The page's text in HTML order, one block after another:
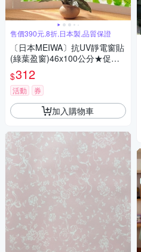
售價390元,8折,日本製,品質保證
〔日本MEIWA〕抗UV靜電窗貼
(綠葉盈窗)46x100公分★促銷
★
$312
活動 券
加入購物車